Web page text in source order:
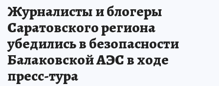
Журналисты и блогеры
Саратовского региона
убедились в безопасности
Балаковской АЭС в ходе
пресс-тура